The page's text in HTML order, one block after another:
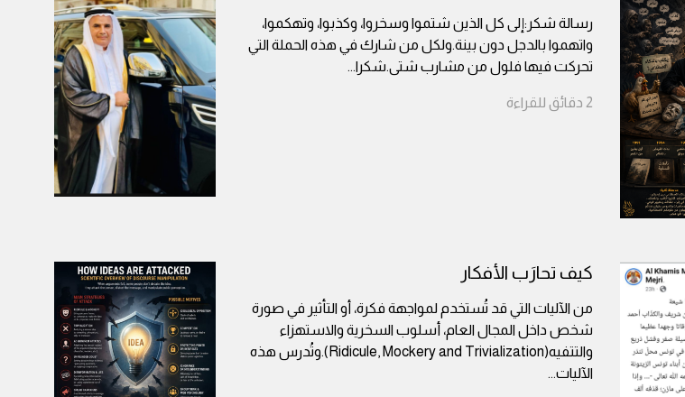
رسالة شكر:إلى كل الذين شتموا وسخروا، وكذبوا، وتهكموا،
واتهموا بالدجل دون بينة.ولكل من شارك في هذه الحملة التي
تحركت فيها فلول من مشارب شتى.شكرا...
2 دقائق للقراءة
كيف تحارَب الأفكار
من الآليات التي قد تُستخدم لمواجهة فكرة، أو التأثير في صورة
شخص داخل المجال العام، أسلوب السخرية والاستهزاء
والتتفيه(Ridicule, Mockery and Trivialization).وتُدرس هذه
الآليات...